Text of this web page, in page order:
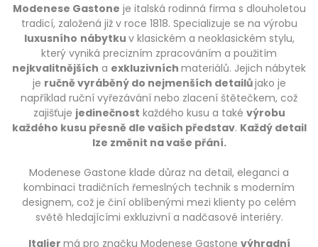
Modenese Gastone je italská rodinná firma s dlouholetou
tradicí, založená již v roce 1818. Specializuje se na výrobu
luxusního nábytku v klasickém a neoklasickém stylu,
který vyniká precizním zpracováním a použitím
nejkvalitnějších a exkluzivních materiálů. Jejich nábytek
je ručně vyráběný do nejmenších detailůjako je
například ruční vyřezávání nebo zlacení štětečkem, což
zajišťuje jedinečnost každého kusu a také výrobu
každého kusu přesně dle vašich představ. Každý detail
lze změnit na vaše přání.
Modenese Gastone klade důraz na detail, eleganci a
kombinaci tradičních řemeslných technik s moderním
designem, což je činí oblíbenými mezi klienty po celém
světě hledajícími exkluzivní a nadčasové interiéry.
Italier má pro značku Modenese Gastone výhradní